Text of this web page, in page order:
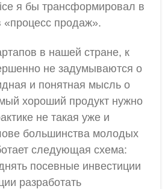
я бы трансформировал в
продаж».
в нашей стране, к
не задумываются о
и понятная мысль о
хороший продукт нужно
не такая уже и
большинства молодых
следующая схема:
посевные инвестиции
разработать